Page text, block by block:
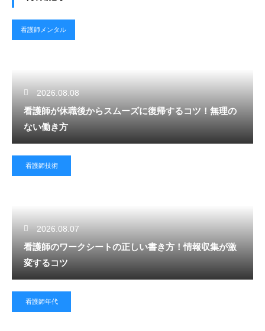
看護師メンタル
2026.08.08
看護師が休職後からスムーズに復帰するコツ！無理の
ない働き方
看護師技術
2026.08.07
看護師のワークシートの正しい書き方！情報収集が激
変するコツ
看護師年代